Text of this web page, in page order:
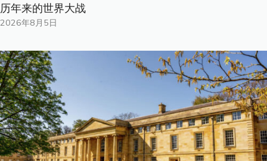
历年来的世界大战
2026年8月5日